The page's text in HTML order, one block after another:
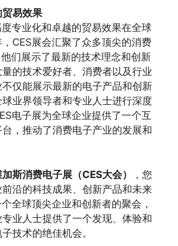
易效果
专业化和卓越的贸易效果在全球
CES展会汇聚了众多顶尖的消费
们展示了最新的技术理念和创新
的技术爱好者、消费者以及行业
仅能展示最新的电子产品和创新
业界领导者和专业人士进行深度
电子展为全球企业提供了一个互
，推动了消费电子产业的发展和
斯消费电子展（CES大会）
，您
沿的科技成果、创新产品和未来
全球顶尖企业和创新者的聚会，
业人士提供了一个发现、体验和
技术的绝佳机会。